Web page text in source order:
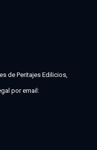
de Peritajes Edilicios,
por email: